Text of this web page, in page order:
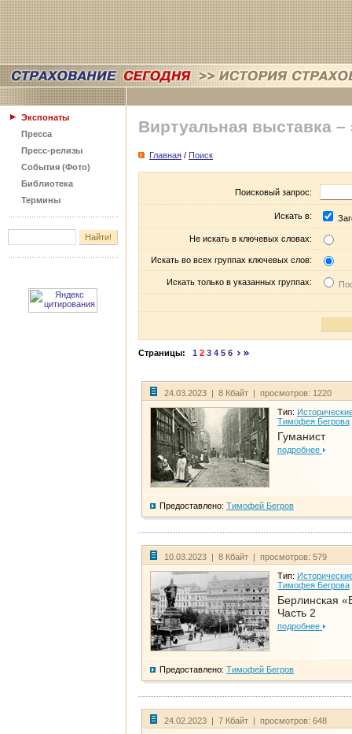
Экспонаты
Пресса
Пресс-релизы
События (Фото)
Библиотека
Термины
Виртуальная выставка –
Главная / Поиск
Поисковый запрос:
Искать в:
Не искать в ключевых словах:
Искать во всех группах ключевых слов:
Искать только в указанных группах:
Страницы: 1 2 3 4 5 6
24.03.2023 | 8 Кбайт | просмотров: 1220
Тип:
Тимофея Бегрова
Гуманист
подробнее
Предоставлено: Тимофей Бегров
10.03.2023 | 8 Кбайт | просмотров: 579
Тип:
Тимофея Бегрова
Берлинская
Часть 2
подробнее
Предоставлено: Тимофей Бегров
24.02.2023 | 7 Кбайт | просмотров: 648